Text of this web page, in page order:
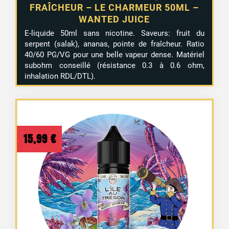
FRAÎCHEUR – LE CHARMEUR 50ML –
WANTED JUICE
E-liquide 50ml sans nicotine. Saveurs: fruit du
serpent (salak), ananas, pointe de fraîcheur. Ratio
40/60 PG/VG pour une belle vapeur dense. Matériel
subohm conseillé (résistance 0.3 à 0.6 ohm,
inhalation RDL/DTL).
15,99 €